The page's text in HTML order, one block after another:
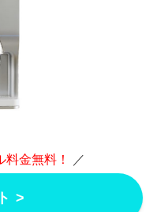
金無料！ ／
>